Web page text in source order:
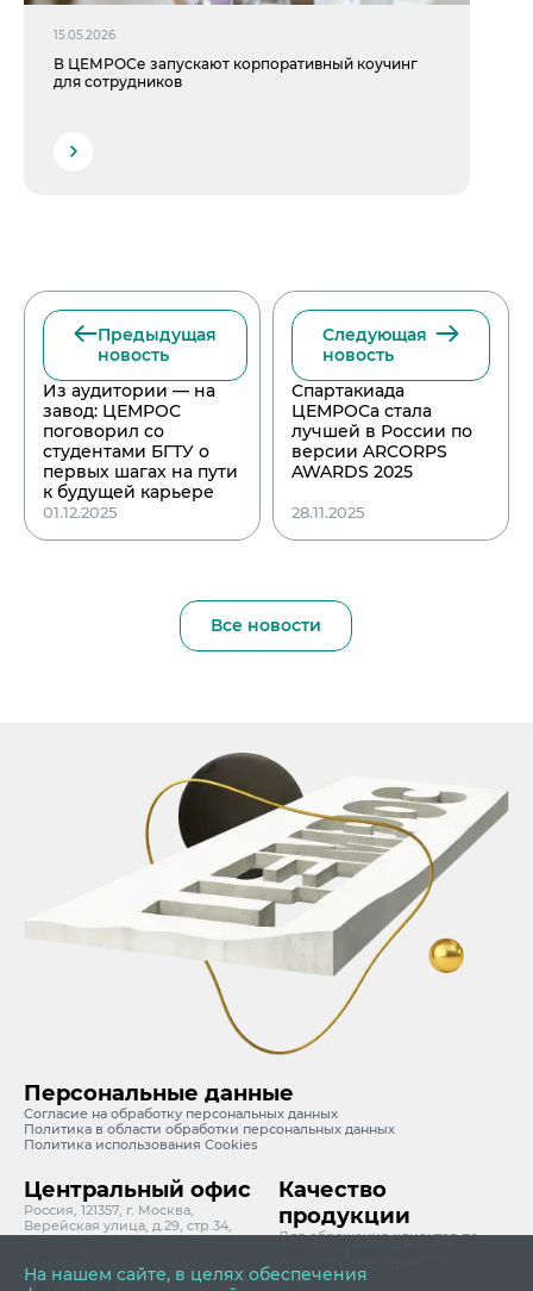
15.05.2026
В ЦЕМРОСе запускают корпоративный коучинг
для сотрудников
Предыдущая
новость
Из аудитории — на
завод: ЦЕМРОС
поговорил со
студентами БГТУ о
первых шагах на пути
к будущей карьере
01.12.2025
Следующая
новость
Спартакиада
ЦЕМРОСа стала
лучшей в России по
версии ARCORPS
AWARDS 2025
28.11.2025
Все новости
Персональные данные
Согласие на обработку персональных данных
Политика в области обработки персональных данных
Политика использования Cookies
Центральный офис
Россия, 121357, г. Москва,
Верейская улица, д.29, стр.34,
info@cemros.ru
8 800 700 6363
Качество
продукции
Для обращения клиентов по
качества продукции
На нашем сайте, в целях обеспечения